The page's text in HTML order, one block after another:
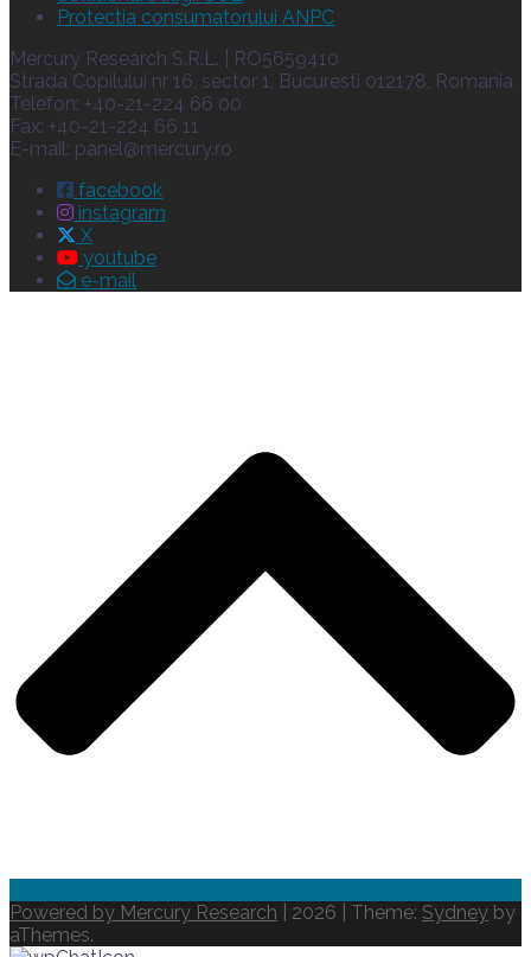
Protectia consumatorului ANPC
Mercury Research S.R.L. | RO5659410
Strada Copilului nr 16, sector 1, Bucuresti 012178, Romania
Telefon: +40-21-224 66 00
Fax: +40-21-224 66 11
E-mail: panel@mercury.ro
facebook
instagram
X
youtube
e-mail
Powered by Mercury Research | 2026 Theme: Sydney by
aThemes.